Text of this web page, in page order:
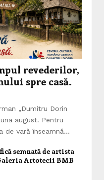
revederilor,
spre casă.
„Dumitru Dorin
august. Pentru
de vară înseamnă...
semnată de artista
Artotecii BMB